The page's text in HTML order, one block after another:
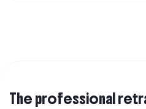
The professional